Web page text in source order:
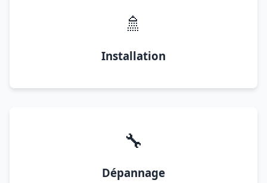
🚿
Installation
🔧
Dépannage